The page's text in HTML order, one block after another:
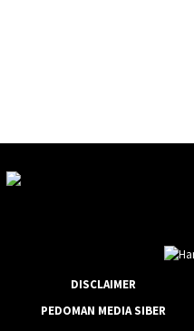
DISCLAIMER
PEDOMAN MEDIA SIBER